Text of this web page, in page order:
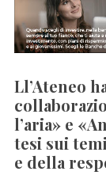
Ll’Ateneo
l’aria» e
tesi sui
e della